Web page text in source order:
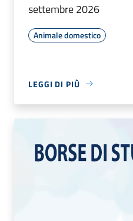
settembre 2026
Animale domestico
LEGGI DI PIÙ